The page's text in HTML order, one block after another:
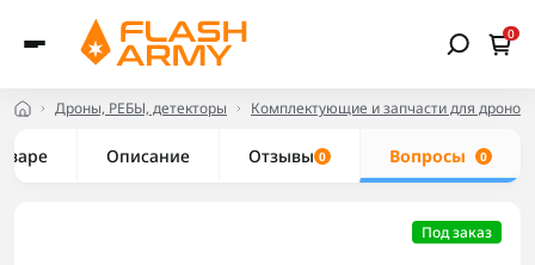
0
Дроны, РЕБЫ, детекторы Комплектующие и запчасти для дронов
Описание Отзывы 0 Вопросы 0
Под заказ